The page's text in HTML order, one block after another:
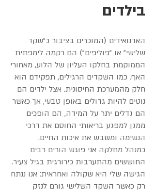
בילדים
האדנואידים (המוכרים בציבור כ"שקד
שלישי" או "פוליפים") הם רקמה לימפתית
הממוקמת בחלקו העליון של הלוע, מאחורי
האף. כמו השקדים הרגילים, תפקידם הוא
חלק מהמערכת החיסונית. אצל ילדים הם
נוטים להיות גדולים באופן טבעי, אך כאשר
הם גדלים יתר על המידה, הם הופכים
ממגן למפגע בריאותי החוסם את דרכי
הנשימה ומשבש את איכות החיים.
כמנהל מחלקה אני פוגש הורים רבים
החוששים מהתערבות כירורגית בגיל צעיר.
הגישה שלי היא שקולה ואחראית: אנו ננתח
רק כאשר השקד השלישי גורם לנזק